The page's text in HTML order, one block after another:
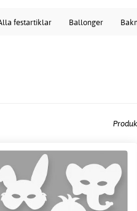
festartiklar Ballonger